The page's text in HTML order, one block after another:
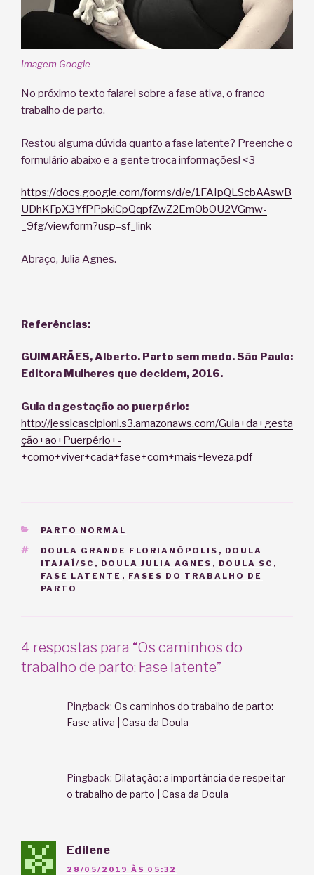
Imagem Google
No próximo texto falarei sobre a fase ativa, o franco
trabalho de parto.
Restou alguma dúvida quanto a fase latente? Preenche o
formulário abaixo e a gente troca informações! <3
https://docs.google.com/forms/d/e/1FAIpQLScbAAswB
UDhKFpX3YfPPpkiCpQqpfZwZ2EmObOU2VGmw-
_9fg/viewform?usp=sf_link
Abraço, Julia Agnes.
Referências:
GUIMARÃES, Alberto. Parto sem medo. São Paulo:
Editora Mulheres que decidem, 2016.
Guia da gestação ao puerpério:
http://jessicascipioni.s3.amazonaws.com/Guia+da+gesta
ção+ao+Puerpério+-
+como+viver+cada+fase+com+mais+leveza.pdf
CATEGORIAS
PARTO NORMAL
TAGS
DOULA GRANDE FLORIANÓPOLIS , DOULA
ITAJAÍ/SC , DOULA JULIA AGNES , DOULA SC ,
FASE LATENTE , FASES DO TRABALHO DE
PARTO
4 respostas para “Os caminhos do
trabalho de parto: Fase latente”
Pingback: Os caminhos do trabalho de parto:
Fase ativa | Casa da Doula
Pingback: Dilatação: a importância de respeitar
o trabalho de parto | Casa da Doula
Edilene
28/05/2019 ÀS 05:32